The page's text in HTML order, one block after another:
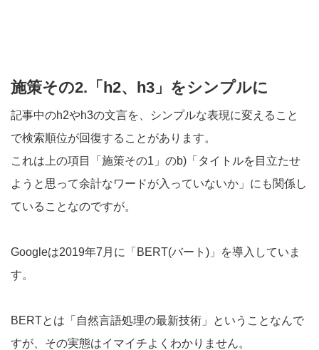
施策その2.「h2、h3」をシンプルに
記事中のh2やh3の文言を、シンプルな表現に変えること
で検索順位が回復することがあります。
これは上の項目「施策その1」のb)「タイトルを目立たせ
ようと思って余計なワードが入っていないか」にも関係し
ていることなのですが。
Googleは2019年7月に「BERT(バート)」を導入していま
す。
BERTとは「自然言語処理の最新技術」ということなんで
すが、その実態はイマイチよくわかりません。